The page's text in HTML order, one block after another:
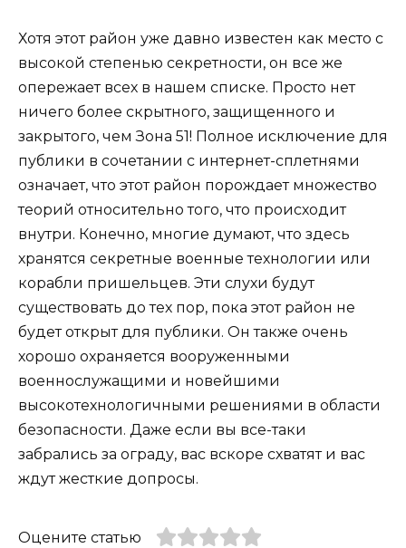
Хотя этот район уже давно известен как место с
высокой степенью секретности, он все же
опережает всех в нашем списке. Просто нет
ничего более скрытного, защищенного и
закрытого, чем Зона 51! Полное исключение для
публики в сочетании с интернет-сплетнями
означает, что этот район порождает множество
теорий относительно того, что происходит
внутри. Конечно, многие думают, что здесь
хранятся секретные военные технологии или
корабли пришельцев. Эти слухи будут
существовать до тех пор, пока этот район не
будет открыт для публики. Он также очень
хорошо охраняется вооруженными
военнослужащими и новейшими
высокотехнологичными решениями в области
безопасности. Даже если вы все-таки
забрались за ограду, вас вскоре схватят и вас
ждут жесткие допросы.
Оцените статью